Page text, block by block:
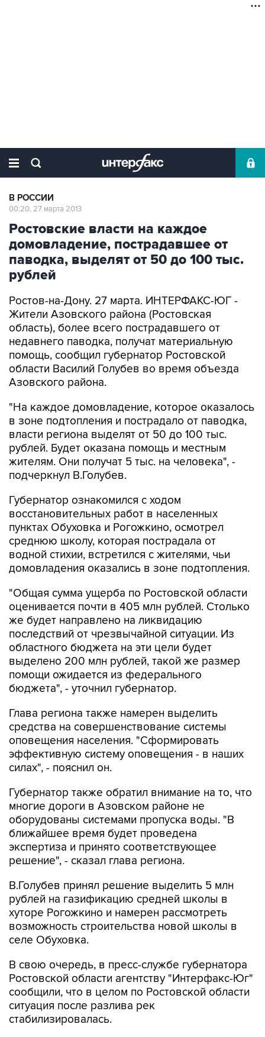
В РОССИИ
00:20, 27 марта 2013
Ростовские власти на каждое
домовладение, пострадавшее от
паводка, выделят от 50 до 100 тыс.
рублей
Ростов-на-Дону. 27 марта. ИНТЕРФАКС-ЮГ -
Жители Азовского района (Ростовская
область), более всего пострадавшего от
недавнего паводка, получат материальную
помощь, сообщил губернатор Ростовской
области Василий Голубев во время объезда
Азовского района.
"На каждое домовладение, которое оказалось
в зоне подтопления и пострадало от паводка,
власти региона выделят от 50 до 100 тыс.
рублей. Будет оказана помощь и местным
жителям. Они получат 5 тыс. на человека", -
подчеркнул В.Голубев.
Губернатор ознакомился с ходом
восстановительных работ в населенных
пунктах Обуховка и Рогожкино, осмотрел
среднюю школу, которая пострадала от
водной стихии, встретился с жителями, чьи
домовладения оказались в зоне подтопления.
"Общая сумма ущерба по Ростовской области
оценивается почти в 405 млн рублей. Столько
же будет направлено на ликвидацию
последствий от чрезвычайной ситуации. Из
областного бюджета на эти цели будет
выделено 200 млн рублей, такой же размер
помощи ожидается из федерального
бюджета", - уточнил губернатор.
Глава региона также намерен выделить
средства на совершенствование системы
оповещения населения. "Сформировать
эффективную систему оповещения - в наших
силах", - пояснил он.
Губернатор также обратил внимание на то, что
многие дороги в Азовском районе не
оборудованы системами пропуска воды. "В
ближайшее время будет проведена
экспертиза и принято соответствующее
решение", - сказал глава региона.
В.Голубев принял решение выделить 5 млн
рублей на газификацию средней школы в
хуторе Рогожкино и намерен рассмотреть
возможность строительства новой школы в
селе Обуховка.
В свою очередь, в пресс-службе губернатора
Ростовской области агентству "Интерфакс-Юг"
сообщили, что в целом по Ростовской области
ситуация после разлива рек
стабилизировалась.